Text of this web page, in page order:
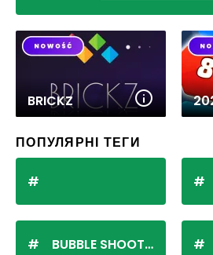
BRICKZ
ПОПУЛЯРНІ ТЕГИ
BUBBLE SHOOTER